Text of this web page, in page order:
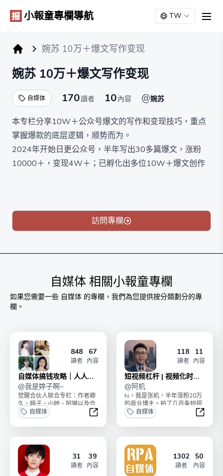
小報童專欄導航 TW
婉苏 10万＋爆文写作变现
婉苏 10万＋爆文写作变现
自媒体 170讀者 10內容 @婉苏
本专栏分享10W＋公众号爆文的写作和变现技巧，重点
掌握爆款的底层逻辑，顺势而为。
2024年开始日更公众号，半年写出30多篇爆文，涨粉
10000＋，变现4W＋；已孵化出多位10W＋爆文创作
购买后＋微信：mbds2024，备注：小报童，送你一个价
訪問專欄
自媒体相關小報童專欄
如果您需要一些 自媒体 的專欄，我們為您提供按分類劃分的專
欄。
848
讀者
67
內容
自媒体搞钱攻略｜人人都
能上手
@我是婷子啊~
觉醒合伙人联合专栏：作者卿
久、婷子、小她、阿猫以及合
伙人。朋友圈社群、公众号、
小红书、今日头条、B站...
自媒体
自媒体搞钱攻略｜人人都能上手
118
讀者
11
內容
短视频杠杆 | 视频化时代
入局指南
@阿机
hi，我是张机，半年涨粉20万
的商业博主。拍了几百条短视
频，我终于理解短视频最大的
价值，是「杠杆」。...
自媒体
短视
31
讀者
39
內容
1302
讀者
50
內容